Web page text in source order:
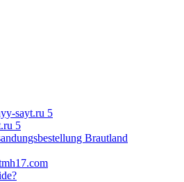
sayt.ru 5
5
Brautland